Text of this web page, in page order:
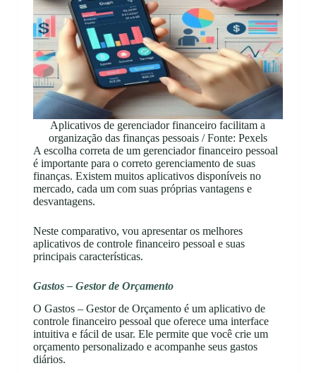
Aplicativos de gerenciador financeiro facilitam a
organização das finanças pessoais / Fonte: Pexels
A escolha correta de um gerenciador financeiro pessoal
é importante para o correto gerenciamento de suas
finanças. Existem muitos aplicativos disponíveis no
mercado, cada um com suas próprias vantagens e
desvantagens.
Neste comparativo, vou apresentar os melhores
aplicativos de controle financeiro pessoal e suas
principais características.
Gastos – Gestor de Orçamento
O Gastos – Gestor de Orçamento é um aplicativo de
controle financeiro pessoal que oferece uma interface
intuitiva e fácil de usar. Ele permite que você crie um
orçamento personalizado e acompanhe seus gastos
diários.